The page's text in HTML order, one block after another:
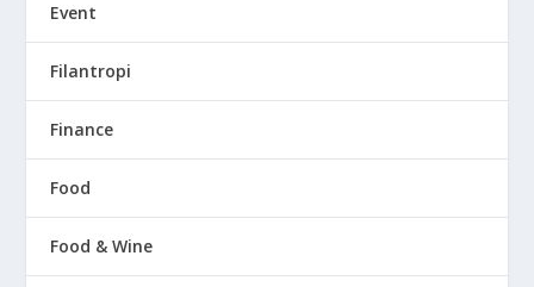
Event
Filantropi
Finance
Food
Food & Wine